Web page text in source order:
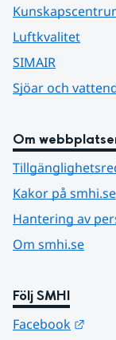
Luftkvalitet
SIMAIR
Sjöar och
Om
Kakor på smhi.se
Hantering av
Om smhi.se
Följ SMHI
Facebook